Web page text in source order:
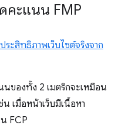
คะแนน FMP
ระสิทธิภาพเว็บไซต์จริงจาก
ของทั้ง 2 เมตริกจะเหมือน
เมื่อหน้าเว็บมีเนื้อหา
FCP